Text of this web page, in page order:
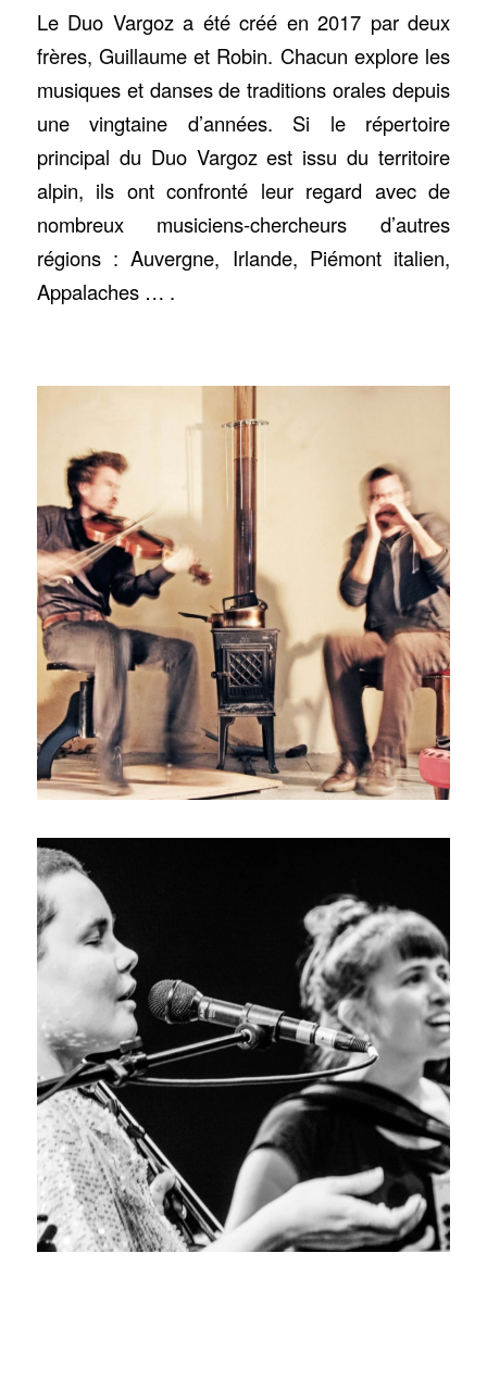
Le Duo Vargoz a été créé en 2017 par deux
frères, Guillaume et Robin. Chacun explore les
musiques et danses de traditions orales depuis
une vingtaine d’années. Si le répertoire
principal du Duo Vargoz est issu du territoire
alpin, ils ont confronté leur regard avec de
nombreux musiciens-chercheurs d’autres
régions : Auvergne, Irlande, Piémont italien,
Appalaches … .